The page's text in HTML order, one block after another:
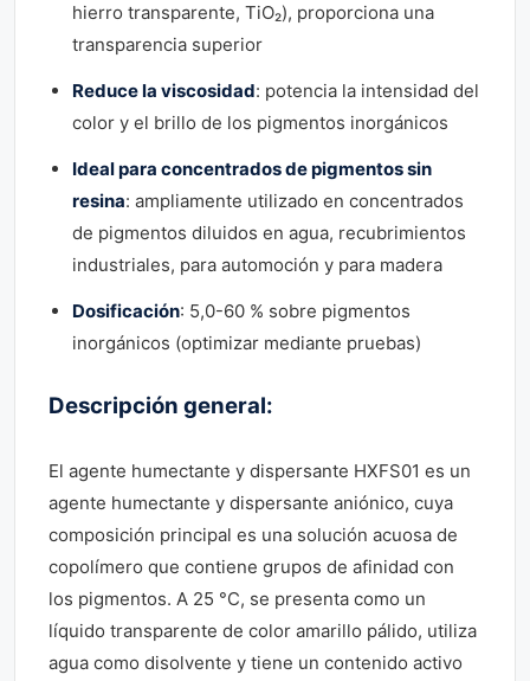
hierro transparente, TiO₂), proporciona una
transparencia superior
Reduce la viscosidad: potencia la intensidad del
color y el brillo de los pigmentos inorgánicos
Ideal para concentrados de pigmentos sin
resina: ampliamente utilizado en concentrados
de pigmentos diluidos en agua, recubrimientos
industriales, para automoción y para madera
Dosificación: 5,0-60 % sobre pigmentos
inorgánicos (optimizar mediante pruebas)
Descripción general:
El agente humectante y dispersante HXFS01 es un
agente humectante y dispersante aniónico, cuya
composición principal es una solución acuosa de
copolímero que contiene grupos de afinidad con
los pigmentos. A 25 °C, se presenta como un
líquido transparente de color amarillo pálido, utiliza
agua como disolvente y tiene un contenido activo